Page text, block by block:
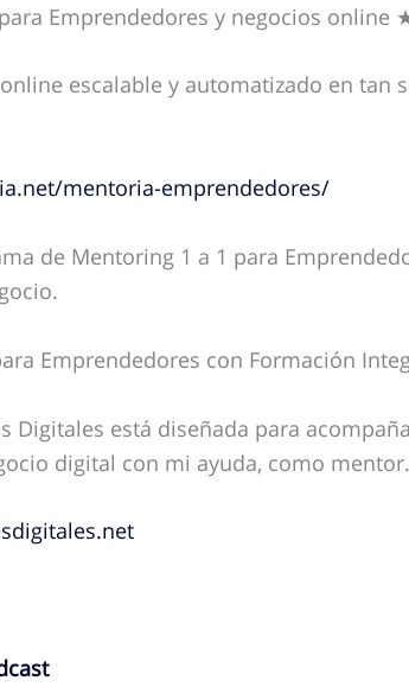
Emprendedores y negocios
escalable y automatizado en tan
mentoria-emprendedores/
de Mentoring 1 a 1 para
Emprendedores con Formación
Digitales está diseñada para
digital con mi ayuda, como mentor.